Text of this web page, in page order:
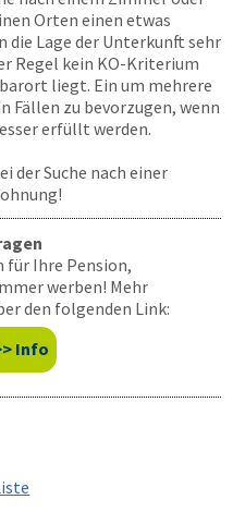
Orten einen etwas
die Lage der Unterkunft sehr
Regel kein KO-Kriterium
liegt. Ein um mehrere
Fällen zu bevorzugen, wenn
erfüllt werden.
der Suche nach einer
für Ihre Pension,
werben! Mehr
den folgenden Link:
Info